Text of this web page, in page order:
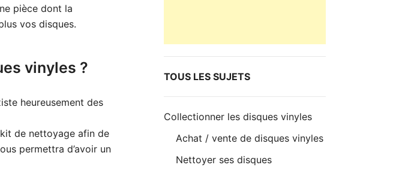
pièce dont la
vos disques.
vinyles ?
heureusement des
de nettoyage afin de
permettra d’avoir un
TOUS LES SUJETS
Collectionner les disques vinyles
Achat / vente de disques vinyles
Nettoyer ses disques